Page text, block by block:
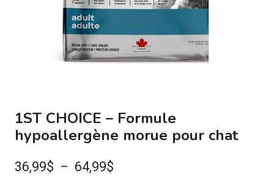
1ST CHOICE – Formule
hypoallergène morue pour chat
36,99$ – 64,99$